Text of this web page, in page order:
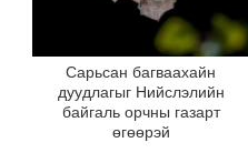
Сарьсан багваахайн
дуудлагыг Нийслэлийн
байгаль орчны газарт
өгөөрэй